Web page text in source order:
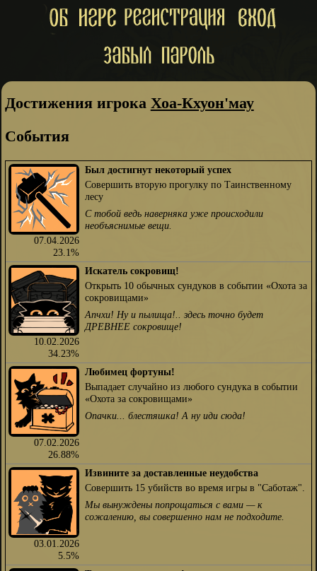
Достижения игрока Хоа-Кхуон'мау
События
07.04.2026
23.1%
Был достигнут некоторый успех
Совершить вторую прогулку по Таинственному
лесу
С тобой ведь наверняка уже происходили
необъяснимые вещи.
10.02.2026
34.23%
Искатель сокровищ!
Открыть 10 обычных сундуков в событии «Охота за
сокровищами»
Апчхи! Ну и пылища!.. здесь точно будет
ДРЕВНЕЕ сокровище!
07.02.2026
26.88%
Любимец фортуны!
Выпадает случайно из любого сундука в событии
«Охота за сокровищами»
Опачки... блестяшка! А ну иди сюда!
03.01.2026
5.5%
Извините за доставленные неудобства
Совершить 15 убийств во время игры в "Саботаж".
Мы вынуждены попрощаться с вами — к
сожалению, вы совершенно нам не подходите.